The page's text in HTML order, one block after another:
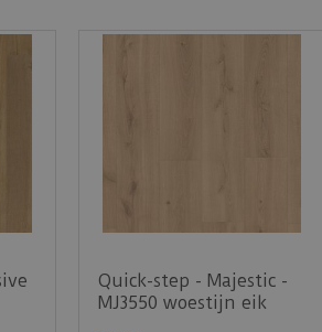
Quick-step - Majestic -
MJ3550 woestijn eik